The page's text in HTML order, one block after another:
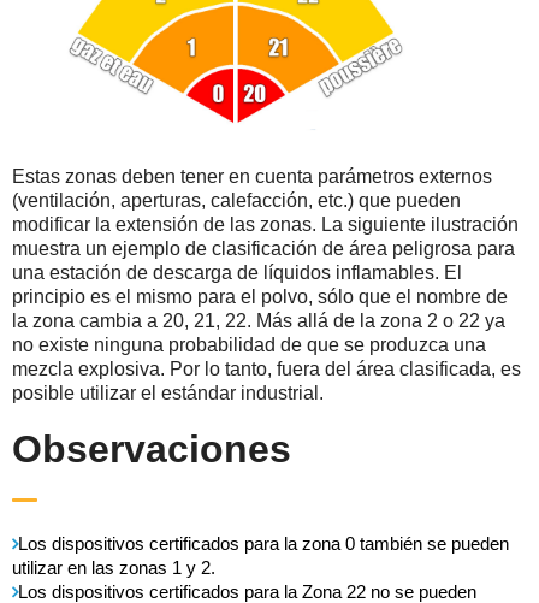
Estas zonas deben tener en cuenta parámetros externos
(ventilación, aperturas, calefacción, etc.) que pueden
modificar la extensión de las zonas. La siguiente ilustración
muestra un ejemplo de clasificación de área peligrosa para
una estación de descarga de líquidos inflamables. El
principio es el mismo para el polvo, sólo que el nombre de
la zona cambia a 20, 21, 22. Más allá de la zona 2 o 22 ya
no existe ninguna probabilidad de que se produzca una
mezcla explosiva. Por lo tanto, fuera del área clasificada, es
posible utilizar el estándar industrial.
Observaciones
Los dispositivos certificados para la zona 0 también se pueden
utilizar en las zonas 1 y 2.
Los dispositivos certificados para la Zona 22 no se pueden